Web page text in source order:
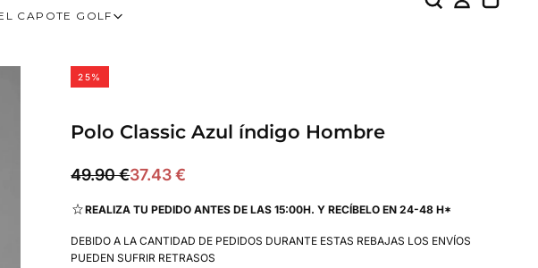
CAPOTE GOLF
25%
Polo Classic Azul índigo Hombre
37.43
Precio
49.90 €Precio
37.43 €
REALIZA TU PEDIDO ANTES DE LAS 15:00H. Y RECÍBELO EN 24-48 H*
DEBIDO A LA CANTIDAD DE PEDIDOS DURANTE ESTAS REBAJAS LOS ENVÍOS
PUEDEN SUFRIR RETRASOS